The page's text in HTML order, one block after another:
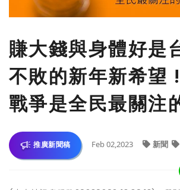
賺大錢與身體好是
不敗的新年新希望
戰爭是全民最關注
推廣新聞稿 Feb 02,2023 新聞